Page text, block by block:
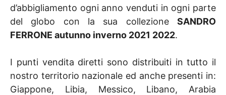
d’abbigliamento ogni anno venduti in ogni parte
del globo con la sua collezione SANDRO
FERRONE autunno inverno 2021 2022.
I punti vendita diretti sono distribuiti in tutto il
nostro territorio nazionale ed anche presenti in:
Giappone, Libia, Messico, Libano, Arabia